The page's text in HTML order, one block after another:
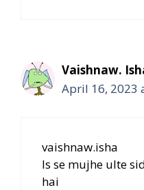
Vaishnaw.
April 16, 2023
vaishnaw.isha
Is se mujhe ulte
hai